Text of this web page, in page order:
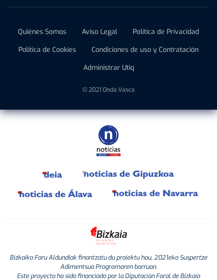
Quiénes Somos Aviso Legal
Política de Privacidad
Política de Cookies
Condiciones de uso y Contratación
Administrar Utiq
© 2021 Onda Vasca
Bizkaiko Foru Aldundiak finantzatu du proiektu hau, 2021eko Suspertze
Adimentsua Programaren barruan.
Este proyecto ha sido financiado por la Diputación Foral de Bizkaia